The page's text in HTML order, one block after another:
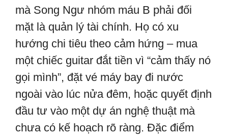
mà Song Ngư nhóm máu B phải đối
mặt là quản lý tài chính. Họ có xu
hướng chi tiêu theo cảm hứng – mua
một chiếc guitar đắt tiền vì “cảm thấy nó
gọi mình”, đặt vé máy bay đi nước
ngoài vào lúc nửa đêm, hoặc quyết định
đầu tư vào một dự án nghệ thuật mà
chưa có kế hoạch rõ ràng. Đặc điểm